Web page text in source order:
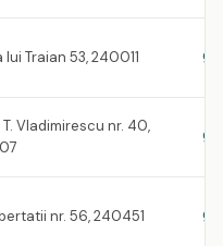
lui Traian 53, 240011
Vladimirescu nr. 40,
nr. 56, 240451